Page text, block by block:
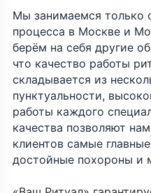
Мы занимаемся только
процесса в Москве и
берём на себя другие
что качество работы
складывается из
пунктуальности,
работы каждого
качества позволяют
клиентов самые
достойные похороны и